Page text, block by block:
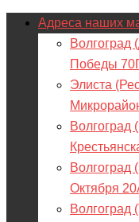
Адреса наших
Волгоград
Победы
Элиста
Волгоград
Волгоград
Октября
Волгоград